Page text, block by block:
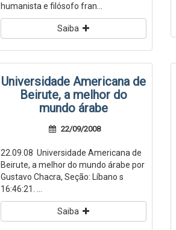
humanista e filósofo fran...
Saiba
Universidade Americana de
Beirute, a melhor do
mundo árabe
22/09/2008
22.09.08 Universidade Americana de
Beirute, a melhor do mundo árabe por
Gustavo Chacra, Seção: Líbano s
16:46:21. ...
Saiba